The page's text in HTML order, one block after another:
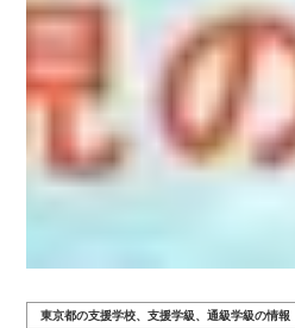
東京都の支援学校、支援学級、通級学級の情報